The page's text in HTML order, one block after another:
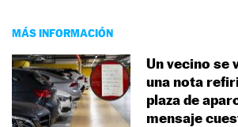
MÁS INFORMACIÓN
Un vecino se
una nota
plaza de
mensaje